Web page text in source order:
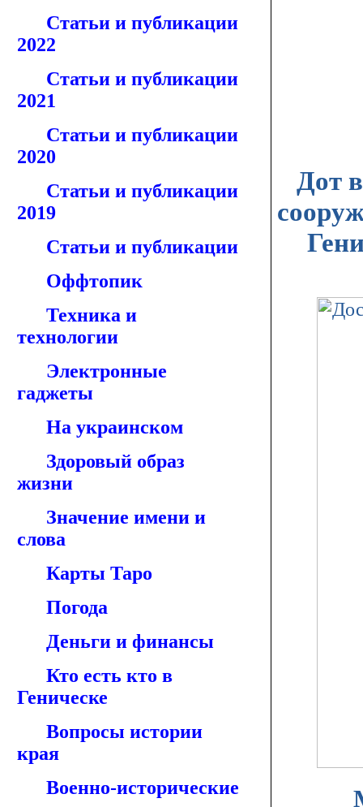
Статьи и публикации
2022
Статьи и публикации
2021
Статьи и публикации
2020
Статьи и публикации
2019
Статьи и публикации
Оффтопик
Техника и
технологии
Электронные
гаджеты
На украинском
Здоровый образ
жизни
Значение имени и
слова
Карты Таро
Погода
Деньги и финансы
Кто есть кто в
Геническе
Вопросы истории
края
Военно-исторические
Дот